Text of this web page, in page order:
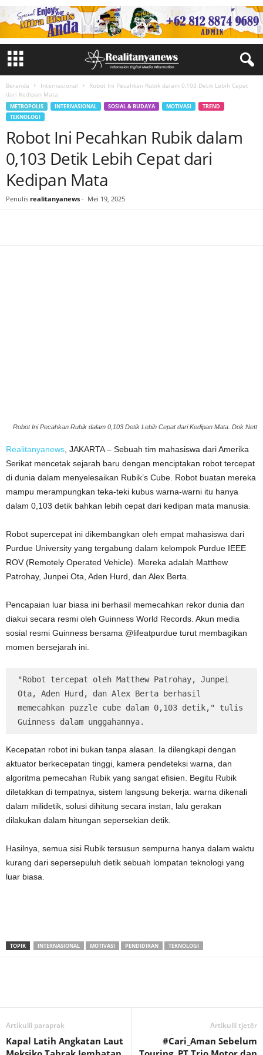
Beranda Internasional
Robot Ini Pecahkan Rubik dalam 0,103 Detik Lebih Cepat
dari Kedipan Mata
METROPOLIS INTERNASIONAL SOSIAL & BUDAYA MOTIVASI
TREND
TEKNOLOGI
Robot Ini Pecahkan Rubik dalam
0,103 Detik Lebih Cepat dari
Kedipan Mata
Penulis realitanyanews - Mei 19, 2025
Robot Ini Pecahkan Rubik dalam 0,103 Detik Lebih Cepat dari Kedipan Mata. Dok Nett
Realitanyanews, JAKARTA – Sebuah tim mahasiswa dari Amerika
Serikat mencetak sejarah baru dengan menciptakan robot tercepat
di dunia dalam menyelesaikan Rubik’s Cube. Robot buatan mereka
mampu merampungkan teka-teki kubus warna-warni itu hanya
dalam 0,103 detik bahkan lebih cepat dari kedipan mata manusia.
Robot supercepat ini dikembangkan oleh empat mahasiswa dari
Purdue University yang tergabung dalam kelompok Purdue IEEE
ROV (Remotely Operated Vehicle). Mereka adalah Matthew
Patrohay, Junpei Ota, Aden Hurd, dan Alex Berta.
Pencapaian luar biasa ini berhasil memecahkan rekor dunia dan
diakui secara resmi oleh Guinness World Records. Akun media
sosial resmi Guinness bersama @lifeatpurdue turut membagikan
momen bersejarah ini.
"Robot tercepat oleh Matthew Patrohay, Junpei
Ota, Aden Hurd, dan Alex Berta berhasil
memecahkan puzzle cube dalam 0,103 detik," tulis
Guinness dalam unggahannya.
Kecepatan robot ini bukan tanpa alasan. Ia dilengkapi dengan
aktuator berkecepatan tinggi, kamera pendeteksi warna, dan
algoritma pemecahan Rubik yang sangat efisien. Begitu Rubik
diletakkan di tempatnya, sistem langsung bekerja: warna dikenali
dalam milidetik, solusi dihitung secara instan, lalu gerakan
dilakukan dalam hitungan sepersekian detik.
Hasilnya, semua sisi Rubik tersusun sempurna hanya dalam waktu
kurang dari sepersepuluh detik sebuah lompatan teknologi yang
luar biasa.
TOPIK INTERNASIONAL MOTIVASI PENDIDIKAN TEKNOLOGI
Artikulli paraprak
Kapal Latih Angkatan Laut
Artikulli tjetër
#Cari_Aman Sebelum